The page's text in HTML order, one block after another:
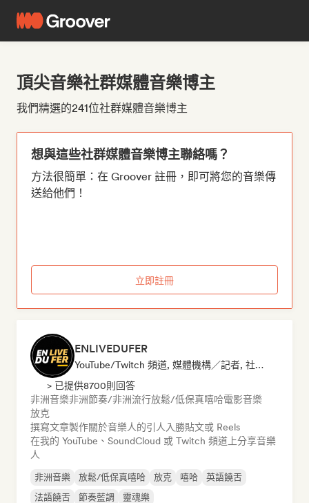
頂尖音樂社群媒體音樂博主
我們精選的241位社群媒體音樂博主
想與這些社群媒體音樂博主聯絡嗎？
方法很簡單：在 Groover 註冊，即可將您的音樂傳
送給他們！
立即註冊
ENLIVEDUFER
YouTube/Twitch 頻道, 媒體機構／記者, 社群媒體音樂博主
> 已提供8700則回答
非洲音樂非洲節奏/非洲流行放鬆/低保真嘻哈電影音樂
放克
撰寫文章製作關於音樂人的引人入勝貼文或 Reels
在我的 YouTube、SoundCloud 或 Twitch 頻道上分享音樂
人
非洲音樂 放鬆/低保真嘻哈 放克 嘻哈
英語饒舌
法語饒舌
節奏藍調 靈魂樂